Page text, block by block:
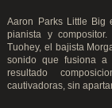
Aaron Parks Little Big
pianista y
Tuohey, el bajista
sonido que fusiona a
resultado
cautivadoras, sin